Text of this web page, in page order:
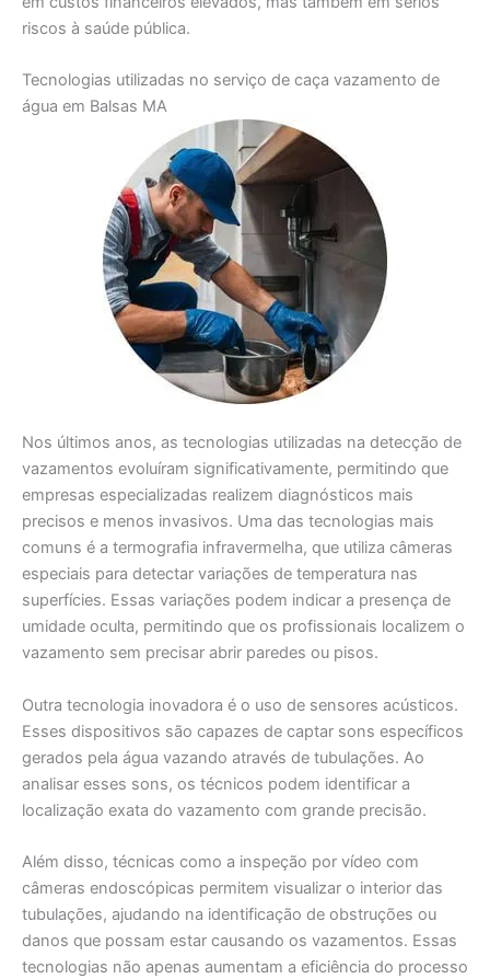
riscos à saúde pública.
Tecnologias utilizadas no serviço de caça vazamento de
água em Balsas MA
Nos últimos anos, as tecnologias utilizadas na detecção de
vazamentos evoluíram significativamente, permitindo que
empresas especializadas realizem diagnósticos mais
precisos e menos invasivos. Uma das tecnologias mais
comuns é a termografia infravermelha, que utiliza câmeras
especiais para detectar variações de temperatura nas
superfícies. Essas variações podem indicar a presença de
umidade oculta, permitindo que os profissionais localizem o
vazamento sem precisar abrir paredes ou pisos.
Outra tecnologia inovadora é o uso de sensores acústicos.
Esses dispositivos são capazes de captar sons específicos
gerados pela água vazando através de tubulações. Ao
analisar esses sons, os técnicos podem identificar a
localização exata do vazamento com grande precisão.
Além disso, técnicas como a inspeção por vídeo com
câmeras endoscópicas permitem visualizar o interior das
tubulações, ajudando na identificação de obstruções ou
danos que possam estar causando os vazamentos. Essas
tecnologias não apenas aumentam a eficiência do processo